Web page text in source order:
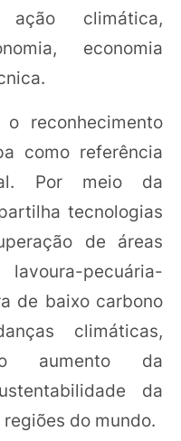
ação climática,
economia
reconhecimento
como referência
Por meio da
tecnologias
de áreas
lavoura-pecuária-
de baixo carbono
climáticas,
aumento da
da
do mundo.